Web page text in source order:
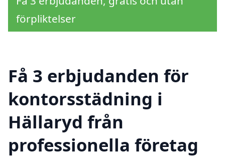
förpliktelser
Få 3 erbjudanden för
kontorsstädning i
Hällaryd från
professionella företag